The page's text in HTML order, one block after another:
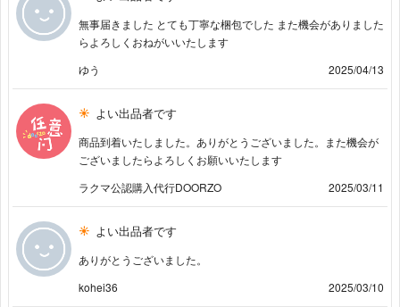
無事届きました とても丁寧な梱包でした また機会がありました
らよろしくおねがいいたします
ゆう
2025/04/13
よい出品者です
商品到着いたしました。ありがとうございました。また機会が
ございましたらよろしくお願いいたします
ラクマ公認購入代行DOORZO
2025/03/11
よい出品者です
ありがとうございました。
kohei36
2025/03/10